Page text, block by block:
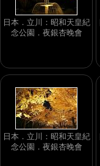
日本．立川：昭和天皇紀
念公園．夜銀杏晚會
日本．立川：昭和天皇紀
念公園．夜銀杏晚會